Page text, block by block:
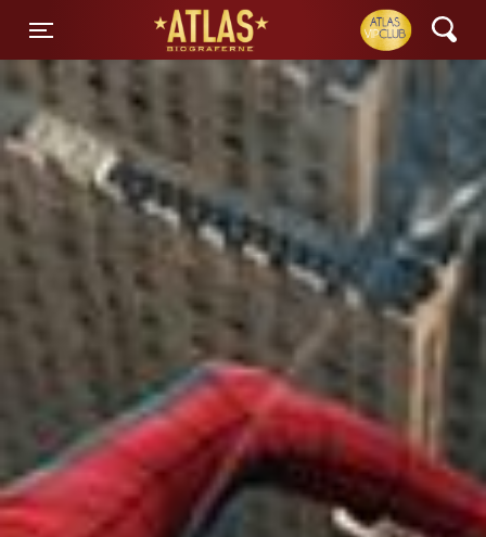
Toggle navigation
ATLAS Biograferne